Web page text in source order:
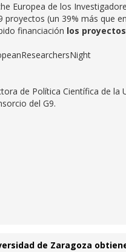
Europea de los
(un 39% más que
financiación los
de Política Científica de
del G9.
de Zaragoza